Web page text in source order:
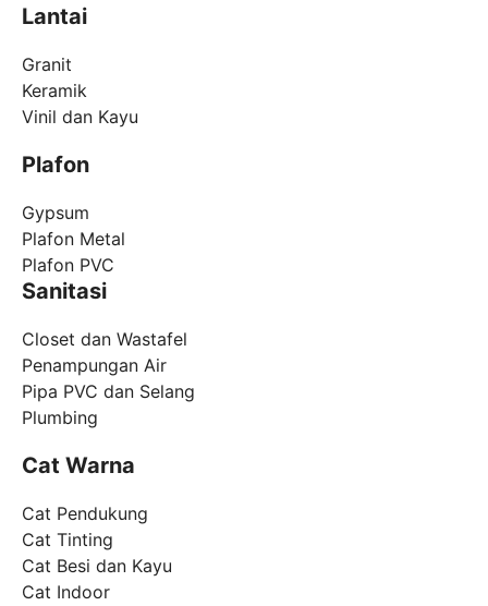
Lantai
Granit
Keramik
Vinil dan Kayu
Plafon
Gypsum
Plafon Metal
Plafon PVC
Sanitasi
Closet dan Wastafel
Penampungan Air
Pipa PVC dan Selang
Plumbing
Cat Warna
Cat Pendukung
Cat Tinting
Cat Besi dan Kayu
Cat Indoor